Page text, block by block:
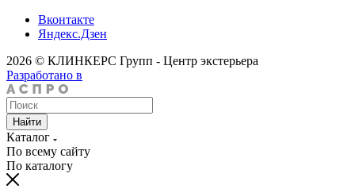
Вконтакте
Яндекс.Дзен
2026 © КЛИНКЕРС Групп - Центр экстерьера
Разработано в
Найти
Каталог
По всему сайту
По каталогу